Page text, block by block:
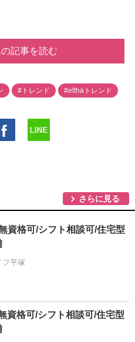
記事を読む
#トレンド #elthaトレンド
さらに見る
資格可/シフト相談可/住宅型
フ平塚
資格可/シフト相談可/住宅型